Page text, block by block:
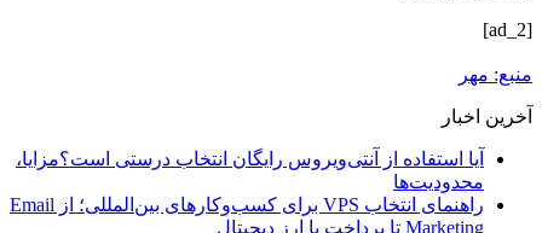
[ad_2]
منبع: مهر
آخرین اخبار
آیا استفاده از آنتی‌ویروس رایگان انتخاب درستی است؟مزایا،
محدودیت‌ها
راهنمای انتخاب VPS برای کسب‌وکارهای بین‌المللی؛ از Email
Marketing تا پرداخت با ارز دیجیتال